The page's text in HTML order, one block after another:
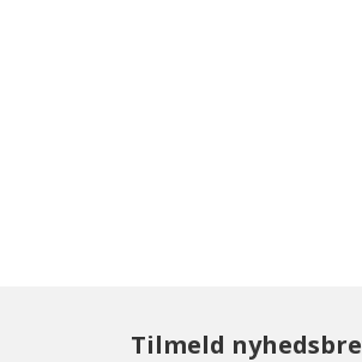
Tilmeld